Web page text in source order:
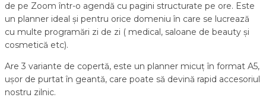
de pe Zoom într-o agendă cu pagini structurate pe ore. Este
un planner ideal și pentru orice domeniu în care se lucrează
cu multe programări zi de zi ( medical, saloane de beauty și
cosmetică etc).
Are 3 variante de copertă, este un planner micuț în format A5,
ușor de purtat în geantă, care poate să devină rapid accesoriul
nostru zilnic.